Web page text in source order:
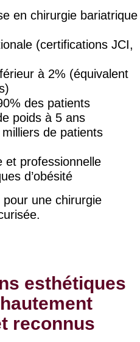
en chirurgie bariatrique
(certifications JCI,
à 2% (équivalent
des patients
poids à 5 ans
de patients
et professionnelle
d’obésité
une chirurgie
esthétiques
reconnus